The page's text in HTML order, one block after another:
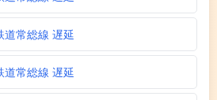
道常総線 遅延
道常総線 遅延